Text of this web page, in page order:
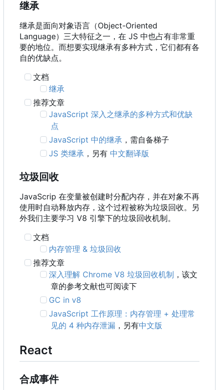
继承
继承是面向对象语言 （Object-Oriented
Language） 三大特征之一 ， 在 JS 中也占有非常重
要的地位。而想要实现继承有多种方式，它们都有各
自的优缺点。
文档
继承
推荐文章
JavaScript 深入之继承的多种方式和优缺
点
JavaScript 中的继承 ，需自备梯子
JS 类继承 ，另有 中文翻译版
垃圾回收
JavaScrip 在变量被创建时分配内存，并在对象不再
使用时自动释放内存，这个过程被称为垃圾回收。另
外我们主要学习 V8 引擎下的垃圾回收机制。
文档
内存管理 & 垃圾回收
推荐文章
深入理解 Chrome V8 垃圾回收机制 ，该文
章的参考文献也可阅读下
GC in v8
JavaScript 工作原理：内存管理 + 处理常
见的 4 种内存泄漏 ，另有中文版
React
合成事件